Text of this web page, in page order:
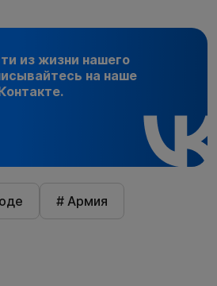
из жизни нашего
на наше
# Армия